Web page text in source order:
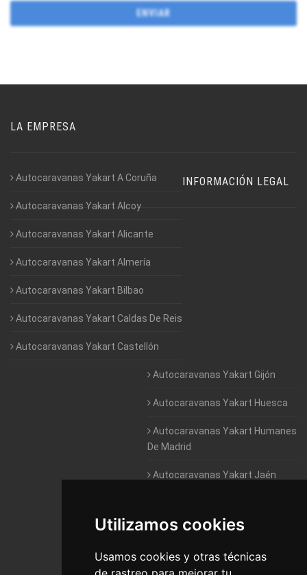
Utilizamos cookies
Usamos cookies y otras técnicas
LA EMPRESA
Autocaravanas Yakart A Coruña
Autocaravanas Yakart Alcoy
Autocaravanas Yakart Alicante
Autocaravanas Yakart Almería
Autocaravanas Yakart Bilbao
Autocaravanas Yakart Caldas De Reis
Autocaravanas Yakart Castellón
Autocaravanas Yakart Gijón
Autocaravanas Yakart Huesca
Autocaravanas Yakart Humanes
De Madrid
Autocaravanas Yakart Jaén
Autocaravanas Yakart Valencia
Autocaravanas Yakart Vitoria
INFORMACIÓN LEGAL